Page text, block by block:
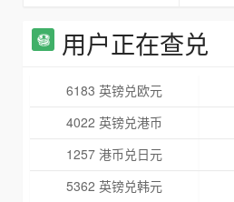
用户正在查兑
6183 英镑兑欧元
4022 英镑兑港币
1257 港币兑日元
5362 英镑兑韩元